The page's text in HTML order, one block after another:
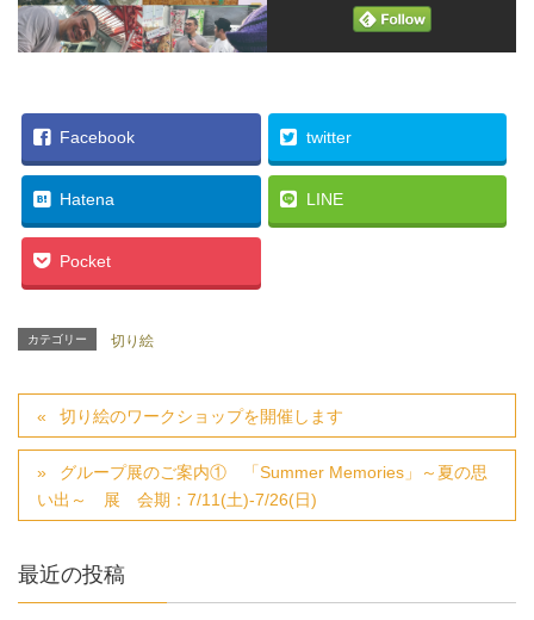
Facebook twitter
Hatena LINE
Pocket
カテゴリー 切り絵
切り絵のワークショップを開催します
グループ展のご案内① 「Summer Memories」～夏の思
い出～ 展 会期：7/11(土)-7/26(日)
最近の投稿